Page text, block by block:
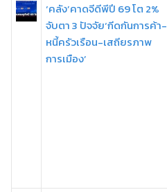
‘คลัง’คาดจีดีพีปี 69 โต 2%
จับตา 3 ปัจจัย‘กีดกันการค้า-
หนี้ครัวเรือน-เสถียรภาพ
การเมือง’